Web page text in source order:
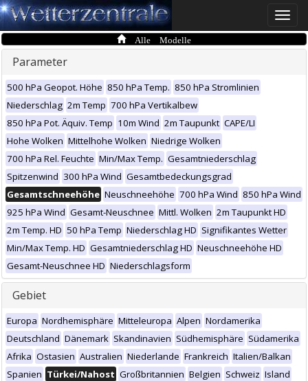
Toggle
Alle Modelle
Parameter
500 hPa Geopot. Höhe 850 hPa Temp. 850 hPa Stromlinien
Niederschlag 2m Temp 700 hPa Vertikalbew
850 hPa Pot. Äquiv. Temp 10m Wind 2m Taupunkt CAPE/LI
Hohe Wolken Mittelhohe Wolken Niedrige Wolken
700 hPa Rel. Feuchte Min/Max Temp. Gesamtniederschlag
Spitzenwind 300 hPa Wind Gesamtbedeckungsgrad
Gesamtschneehöhe Neuschneehöhe 700 hPa Wind 850 hPa Wind
925 hPa Wind Gesamt-Neuschnee Mittl. Wolken 2m Taupunkt HD
2m Temp. HD 50 hPa Temp Niederschlag HD Signifikantes Wetter
Min/Max Temp. HD Gesamtniederschlag HD Neuschneehöhe HD
Gesamt-Neuschnee HD Niederschlagsform
Gebiet
Europa Nordhemisphäre Mitteleuropa Alpen Nordamerika
Deutschland Dänemark Skandinavien Südhemisphäre Südamerika
Afrika Ostasien Australien Niederlande Frankreich Italien/Balkan
Spanien Türkei/Nahost Großbritannien Belgien Schweiz Island